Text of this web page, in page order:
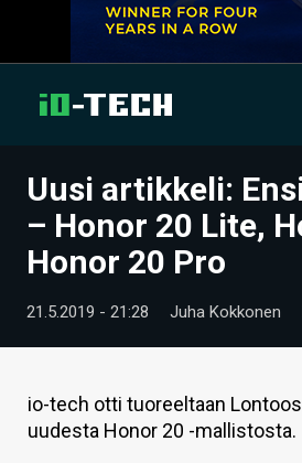
UUTISET
ARTIKKELIT
VIDEOT
TECHBBS
TIETOA
HINTA.FI
Uusi artikkeli:
– Honor 20 Lite,
Honor 20 Pro
21.5.2019 - 21:28 Juha Kokkonen
io-tech otti tuoreeltaan
uudesta Honor 20 -mallistosta.